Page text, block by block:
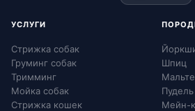
УСЛУГИ
Стрижка собак
Груминг собак
Тримминг
Мойка собак
Стрижка кошек
Шпиц
Пудель
Мейн-